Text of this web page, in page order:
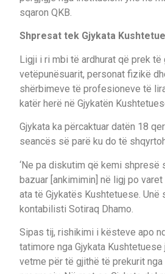
sqaron QKB.
Shpresat tek Gjykata
Ligji i ri mbi të ardhurat që prek të
vetëpunësuarit, personat fizikë
shërbimeve të profesioneve të
katër herë në Gjykatën
Gjykata ka përcaktuar datën 18
seancës së parë ku do të
‘Ne pa diskutim që kemi shpresë
bazuar [ankimimin] në ligj po
ata të Gjykatës Kushtetuese. Unë
kontabilisti Sotiraq Dhamo.
Sipas tij, rishikimi i kësteve apo
tatimore nga Gjykata Kushtetuese
vetme për të gjithë të prekurit